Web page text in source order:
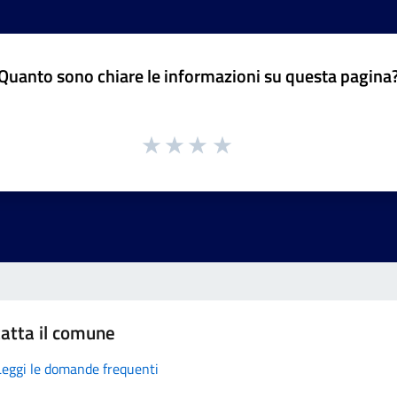
sono chiare le informazioni su questa
il comune
le domande frequenti